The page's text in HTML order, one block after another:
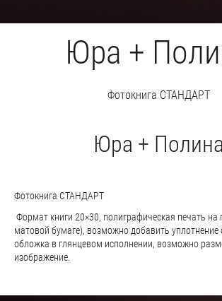
Юра +
Фотокнига СТАНДАРТ
Юра + Полина
Фотокнига СТАНДАРТ
Формат книги 20×30, полиграфическая печать на
матовой бумаге), возможно добавить уплотнение
обложка в глянцевом исполнении, возможно
изображение.